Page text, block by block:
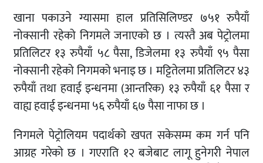
खाना पकाउने ग्यासमा हाल प्रतिसिलिण्डर ७५१ रुपैयाँ
नोक्सानी रहेको निगमले जनाएको छ । त्यस्तै अब पेट्रोलमा
प्रतिलिटर १३ रुपैयाँ ५८ पैसा, डिजेलमा १३ रुपैयाँ ९५ पैसा
नोक्सानी रहेको निगमको भनाइ छ । मट्टितेलमा प्रतिलिटर ४३
रुपैयाँ तथा हवाई इन्धनमा (आन्तरिक) १३ रुपैयाँ ६१ पैसा र
वाह्य हवाई इन्धनमा ५६ रुपैयाँ ६७ पैसा नाफा छ ।
निगमले पेट्रोलियम पदार्थको खपत सकेसम्म कम गर्न पनि
आग्रह गरेको छ । गएराति १२ बजेबाट लागू हुनेगरी नेपाल